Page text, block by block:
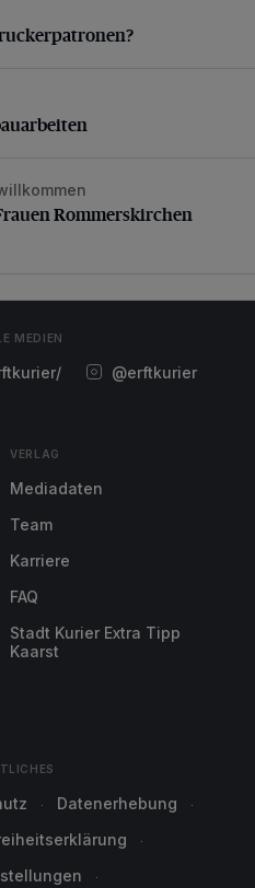
Rommerskirchen starten
Rommerskirchen
MEDIEN
@erftkurier
VERLAG
Mediadaten
Team
Karriere
FAQ
Stadt Kurier Extra Tipp
Kaarst
Datenerhebung